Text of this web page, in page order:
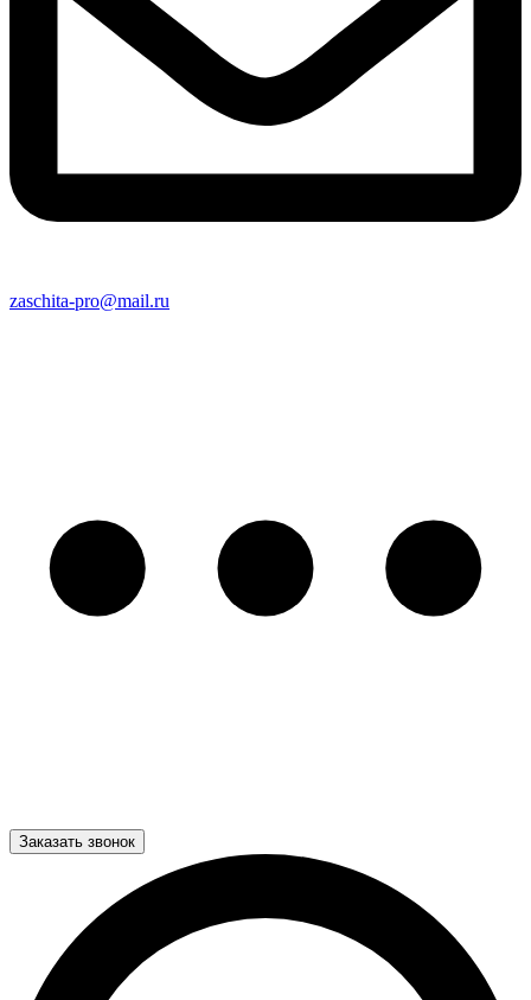
zaschita-pro@mail.ru
Заказать звонок